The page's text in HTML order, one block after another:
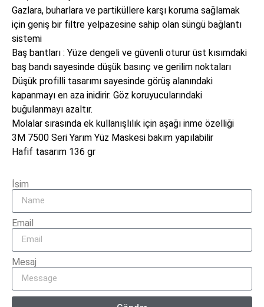
Gazlara, buharlara ve partiküllere karşı koruma sağlamak
için geniş bir filtre yelpazesine sahip olan süngü bağlantı
sistemi
Baş bantları : Yüze dengeli ve güvenli oturur üst kısımdaki
baş bandı sayesinde düşük basınç ve gerilim noktaları
Düşük profilli tasarımı sayesinde görüş alanındaki
kapanmayı en aza inidirir. Göz koruyucularındaki
buğulanmayı azaltır.
Molalar sırasında ek kullanışlılık için aşağı inme özelliği
3M 7500 Seri Yarım Yüz Maskesi bakım yapılabilir
Hafif tasarım 136 gr
İsim
Email
Mesaj